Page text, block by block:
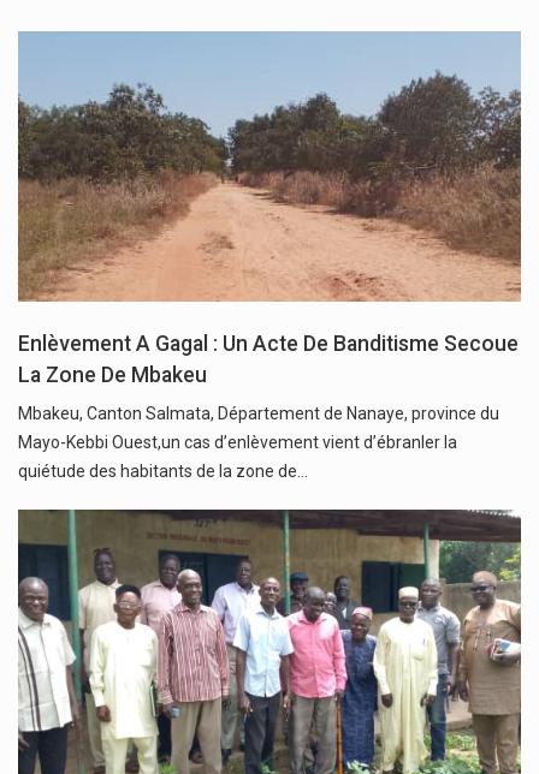
Enlèvement A Gagal : Un Acte De Banditisme Secoue
La Zone De Mbakeu
Mbakeu, Canton Salmata, Département de Nanaye, province du
Mayo-Kebbi Ouest,un cas d’enlèvement vient d’ébranler la
quiétude des habitants de la zone de…